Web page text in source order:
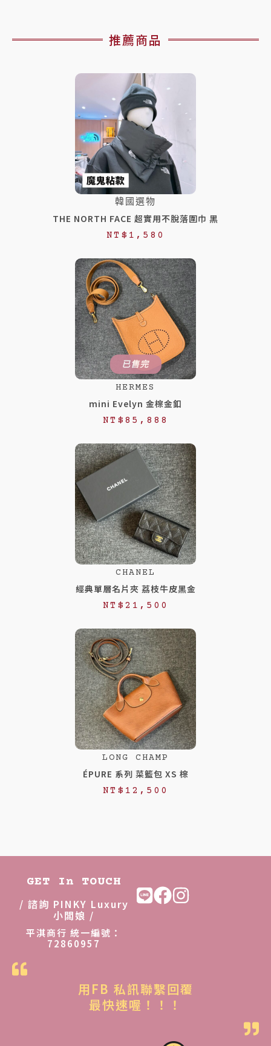
推薦商品
韓國選物
THE NORTH FACE 超實用不脫落圍巾 黑
NT$ 1,580
已售完
HERMES
mini Evelyn 金棕金釦
NT$ 85,888
CHANEL
經典單層名片夾 荔枝牛皮黑金
NT$ 21,500
LONG CHAMP
ÉPURE 系列 菜籃包 XS 棕
NT$ 12,500
GET In TOUCH
/ 諮詢 PINKY Luxury
小闆娘 /
平淇商行 統一編號：
72860957
用FB 私訊聯繫回覆
最快速喔！！！